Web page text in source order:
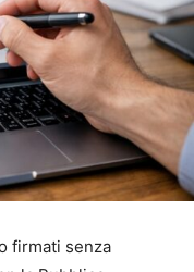
firmati senza